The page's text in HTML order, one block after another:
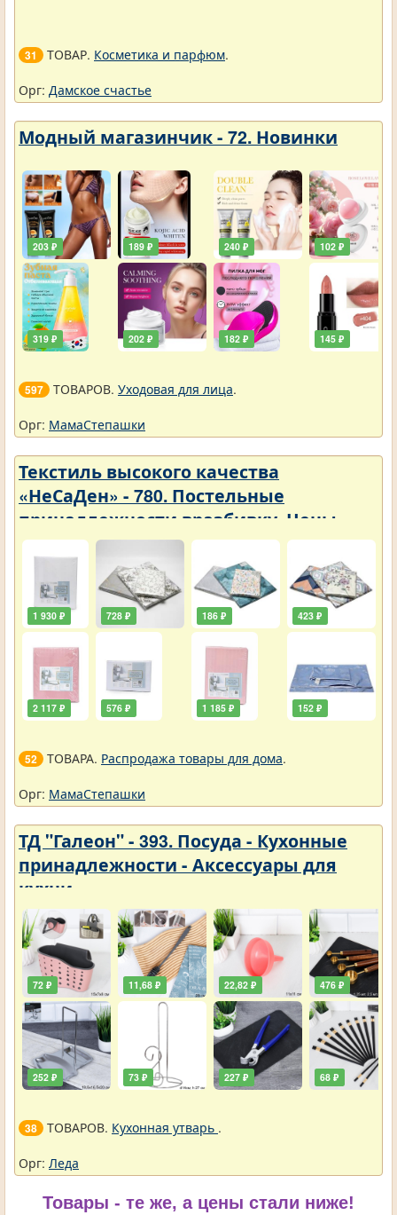
31 ТОВАР. Косметика и парфюм.
Орг: Дамское счастье
Модный магазинчик - 72. Новинки
203 ₽
319 ₽
189 ₽
202 ₽
240 ₽
182 ₽
102 ₽
145 ₽
597 ТОВАРОВ. Уходовая для лица.
Орг: МамаСтепашки
Текстиль высокого качества
«НеСаДен» - 780. Постельные
принадлежности вразбивку. Цены
упали
1 930 ₽
2 117 ₽
728 ₽
576 ₽
186 ₽
1 185 ₽
423 ₽
152 ₽
52 ТОВАРА. Распродажа товары для дома.
Орг: МамаСтепашки
ТД "Галеон" - 393. Посуда - Кухонные
принадлежности - Аксессуары для
кухни
72 ₽
252 ₽
11,68 ₽
73 ₽
22,82 ₽
227 ₽
476 ₽
68 ₽
38 ТОВАРОВ. Кухонная утварь .
Орг: Леда
Товары - те же, а цены стали ниже!